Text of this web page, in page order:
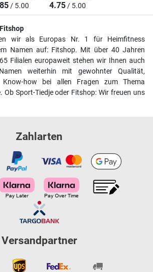
/ 5.00 4.75/ 5.00
wir als Europas Nr. 1 für Heimfitness
Namen auf: Fitshop. Mit über 40 Jahren
Filialen europaweit stehen wir Ihnen auch
weiterhin mit gewohnter Qualität,
Know-how bei allen Fragen zum Thema
Ob Sport-Tiedje oder Fitshop: Wir freuen uns
Zahlarten
Versandpartner